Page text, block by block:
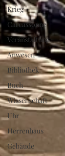
Krieg
Carcassonne
Veranstaltung
Anwesen
Bibliothek
Buch
Wissenschaft
Uhr
Herrenhaus
Gebäude